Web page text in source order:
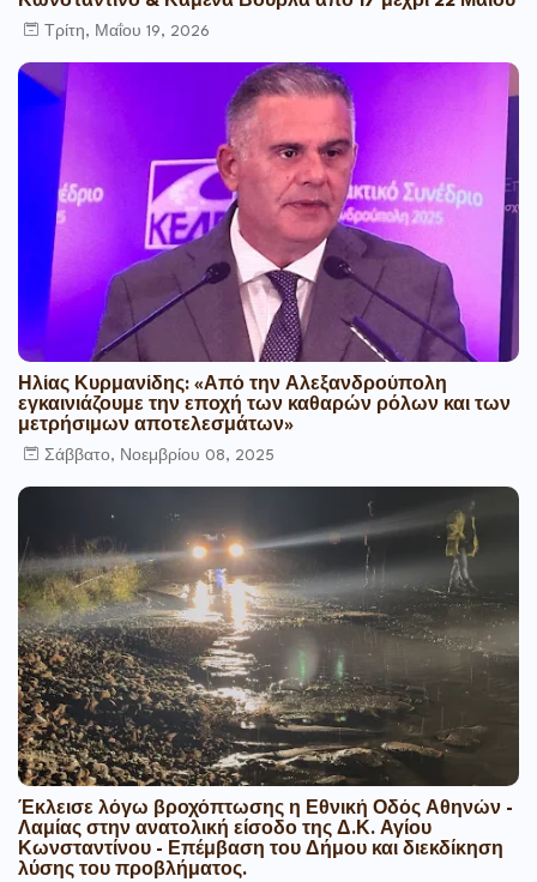
Τρίτη, Μαΐου 19, 2026
Ηλίας Κυρμανίδης: «Από την Αλεξανδρούπολη
εγκαινιάζουμε την εποχή των καθαρών ρόλων και των
μετρήσιμων αποτελεσμάτων»
Σάββατο, Νοεμβρίου 08, 2025
Έκλεισε λόγω βροχόπτωσης η Εθνική Οδός Αθηνών -
Λαμίας στην ανατολική είσοδο της Δ.Κ. Αγίου
Κωνσταντίνου - Επέμβαση του Δήμου και διεκδίκηση
λύσης του προβλήματος.